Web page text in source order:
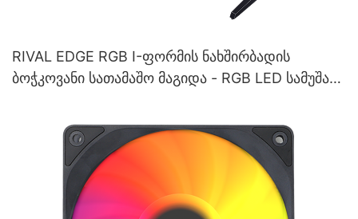
RIVAL EDGE RGB I-ფორმის ნახშირბადის
ბოჭკოვანი სათამაშო მაგიდა - RGB LED სამუშაო